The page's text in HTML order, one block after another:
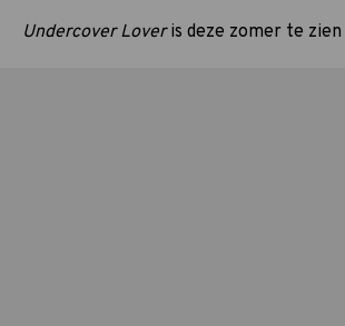
Undercover Loveris deze zomer te zien